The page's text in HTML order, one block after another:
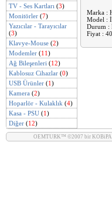
TV - Ses Kartları (3)
Monitörler (7)
Yazıcılar - Tarayıcılar
(3)
Klavye-Mouse (2)
Modemler (11)
Ağ Bileşenleri (12)
Kablosuz Cihazlar (0)
USB Ürünler (1)
Kamera (2)
Hoparlör - Kulaklık (4)
Kasa - PSU (1)
Diğer (12)
Marka :
Model :
Durum :
Fiyat :
OEMTURK™ ©2007 bir